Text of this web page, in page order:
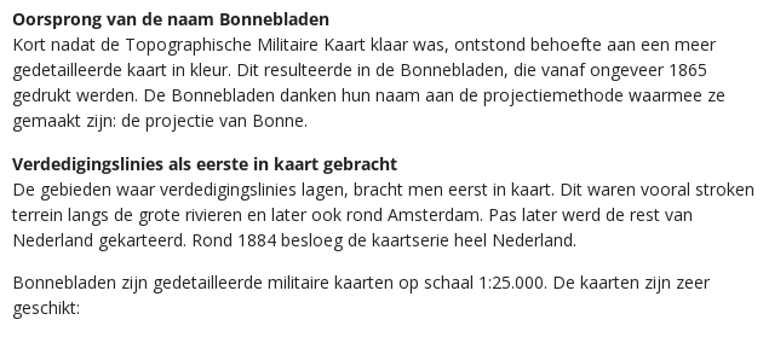
Oorsprong van de naam Bonnebladen
Kort nadat de Topographische Militaire Kaart klaar was, ontstond behoefte aan een meer
gedetailleerde kaart in kleur. Dit resulteerde in de Bonnebladen, die vanaf ongeveer 1865
gedrukt werden. De Bonnebladen danken hun naam aan de projectiemethode waarmee ze
gemaakt zijn: de projectie van Bonne.
Verdedigingslinies als eerste in kaart gebracht
De gebieden waar verdedigingslinies lagen, bracht men eerst in kaart. Dit waren vooral stroken
terrein langs de grote rivieren en later ook rond Amsterdam. Pas later werd de rest van
Nederland gekarteerd. Rond 1884 besloeg de kaartserie heel Nederland.
Bonnebladen zijn gedetailleerde militaire kaarten op schaal 1:25.000. De kaarten zijn zeer
geschikt:​